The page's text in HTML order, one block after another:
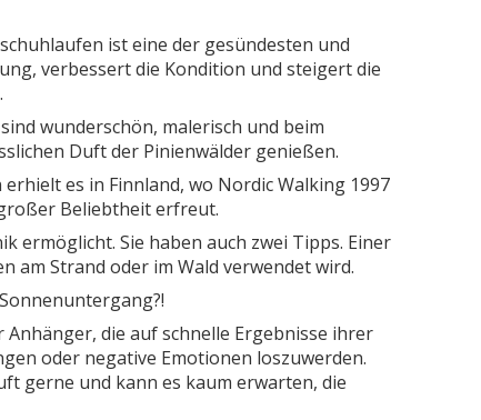
ist eine der gesündesten und
verbessert die Kondition und steigert die
wunderschön, malerisch und beim
Duft der Pinienwälder genießen.
es in Finnland, wo Nordic Walking 1997
Beliebtheit erfreut.
ermöglicht. Sie haben auch zwei Tipps. Einer
am Strand oder im Wald verwendet wird.
die auf schnelle Ergebnisse ihrer
oder negative Emotionen loszuwerden.
gerne und kann es kaum erwarten, die